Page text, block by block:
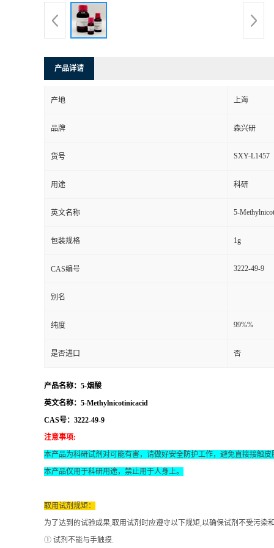
产品详请
产地 上海
品牌 森兴研
货号 SXY-L1457
用途 科研
英文名称 5-
包装规格 1g
CAS编号 3222-49-9
别名
纯度 99%%
是否进口 否
产品名称：5-烟酸
英文名称：5-Methylnicotinicacid
CAS号：3222-49-9
注意事项:
本产品为科研试剂对可能有害，请做好安全防护工作，避免直接接触皮
本产品仅用于科研用途，禁止用于人身上。
取用试剂规矩：
为了达到的试验成果,取用试剂时应遵守以下规矩,以确保试剂不受污染和
① 试剂不能与手触摸.